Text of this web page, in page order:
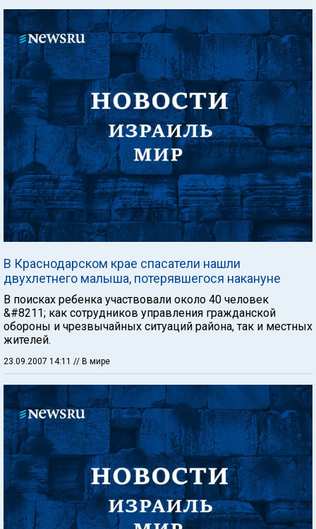
В Краснодарском крае спасатели нашли
двухлетнего малыша, потерявшегося накануне
В поисках ребенка участвовали около 40 человек
&#8211; как сотрудников управления гражданской
обороны и чрезвычайных ситуаций района, так и местных
жителей.
23.09.2007 14:11 // В мире